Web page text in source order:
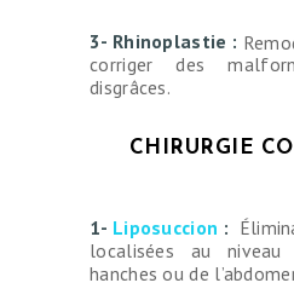
3- Rhinoplastie :
corriger des
disgrâces.
CHIRURGIE
1- Liposuccion :
localisées au niveau
hanches ou de